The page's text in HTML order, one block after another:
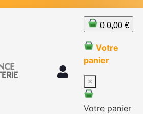
0 0,00 €
Votre
panier
×
Votre panier